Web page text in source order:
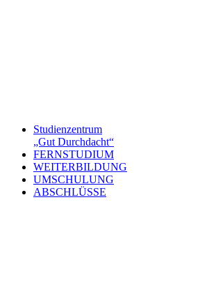
Studienzentrum
„Gut Durchdacht“
FERNSTUDIUM
WEITERBILDUNG
UMSCHULUNG
ABSCHLÜSSE